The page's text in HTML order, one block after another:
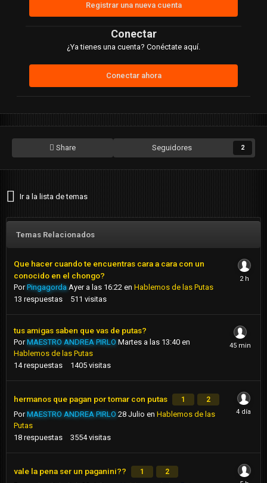
Registrar una nueva cuenta
Conectar
¿Ya tienes una cuenta? Conéctate aquí.
Conectar ahora
Share Seguidores 2
Ir a la lista de temas
Temas Relacionados
Que hacer cuando te encuentras cara a cara con un
conocido en el chongo?
PorPingagorda Ayer a las 16:22 en Hablemos de las Putas
13 respuestas 511 visitas
tus amigas saben que vas de putas?
PorMAESTRO ANDREA PIRLO Martes a las 13:40 en
Hablemos de las Putas
14 respuestas 1405 visitas
hermanos que pagan por tomar con putas 1 2
PorMAESTRO ANDREA PIRLO 28 Julio en Hablemos de las
Putas
18 respuestas 3554 visitas
vale la pena ser un paganini?? 1 2